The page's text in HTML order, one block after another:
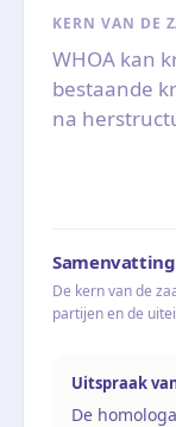
KERN VAN DE
WHOA kan
bestaande
na
Samenvatting
De kern van de
partijen en de
Uitspraak
De